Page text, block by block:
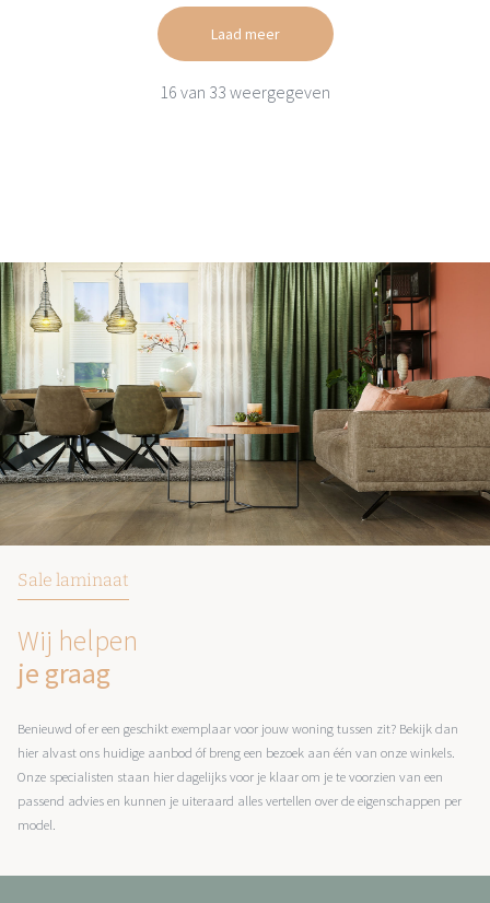
Laad meer
16 van 33 weergegeven
Sale laminaat
Wij helpen
je graag
Benieuwd of er een geschikt exemplaar voor jouw woning tussen zit? Bekijk dan
hier alvast ons huidige aanbod óf breng een bezoek aan één van onze winkels.
Onze specialisten staan hier dagelijks voor je klaar om je te voorzien van een
passend advies en kunnen je uiteraard alles vertellen over de eigenschappen per
model.